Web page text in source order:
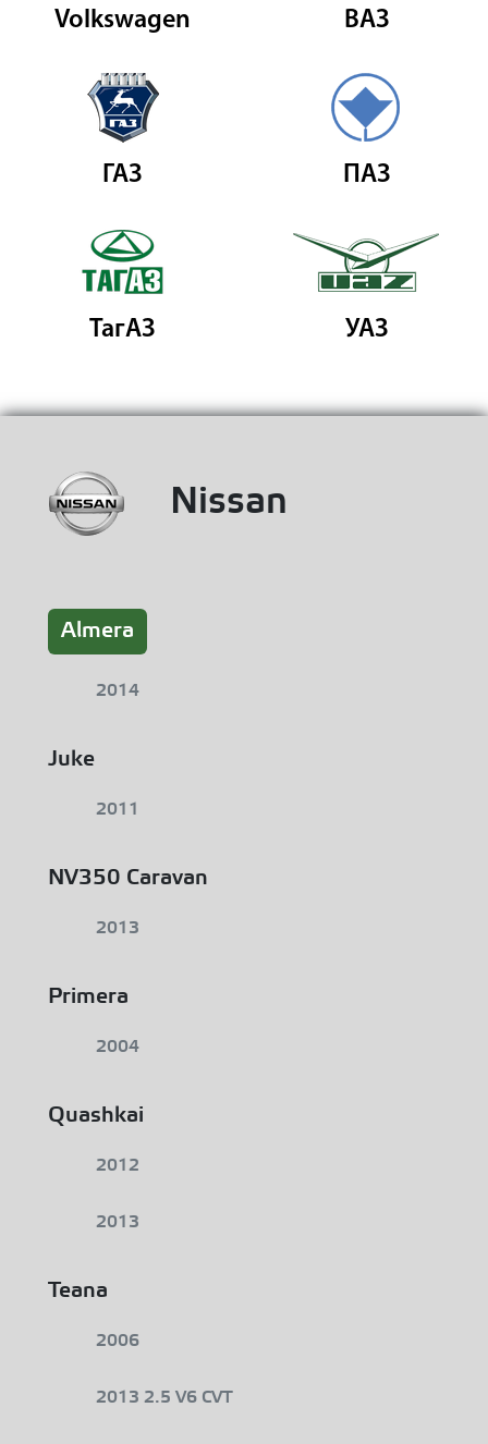
Volkswagen ВАЗ
ГАЗ ПАЗ
ТагАЗ УАЗ
Nissan
Almera
2014
Juke
2011
NV350 Caravan
2013
Primera
2004
Quashkai
2012
2013
Teana
2006
2013 2.5 V6 CVT